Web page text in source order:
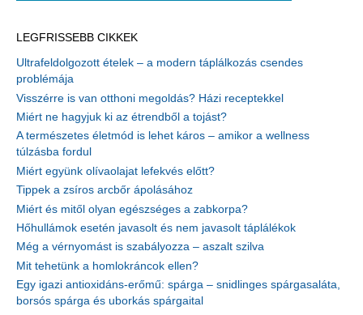
LEGFRISSEBB CIKKEK
Ultrafeldolgozott ételek – a modern táplálkozás csendes
problémája
Visszérre is van otthoni megoldás? Házi receptekkel
Miért ne hagyjuk ki az étrendből a tojást?
A természetes életmód is lehet káros – amikor a wellness
túlzásba fordul
Miért együnk olívaolajat lefekvés előtt?
Tippek a zsíros arcbőr ápolásához
Miért és mitől olyan egészséges a zabkorpa?
Hőhullámok esetén javasolt és nem javasolt táplálékok
Még a vérnyomást is szabályozza – aszalt szilva
Mit tehetünk a homlokráncok ellen?
Egy igazi antioxidáns-erőmű: spárga – snidlinges spárgasaláta,
borsós spárga és uborkás spárgaital